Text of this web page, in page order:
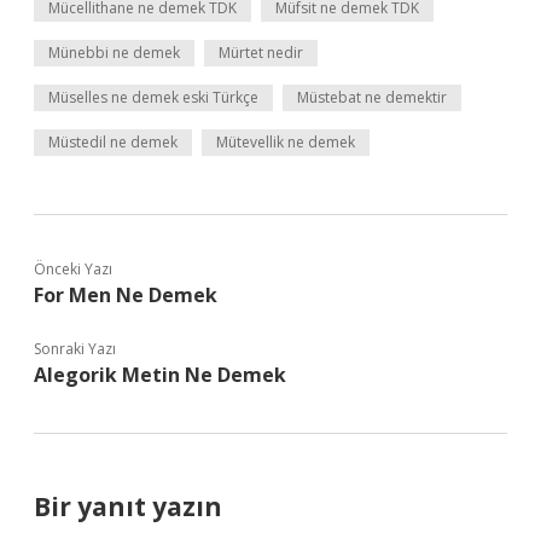
Mücellithane ne demek TDK Müfsit ne demek TDK
Münebbi ne demek Mürtet nedir
Müselles ne demek eski Türkçe Müstebat ne demektir
Müstedil ne demek Mütevellik ne demek
Önceki Yazı
For Men Ne Demek
Sonraki Yazı
Alegorik Metin Ne Demek
Bir yanıt yazın